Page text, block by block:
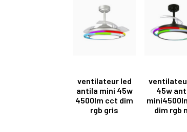
ventilateur led
antila mini 45w
4500lm cct dim
rgb gris
45w
dim rgb